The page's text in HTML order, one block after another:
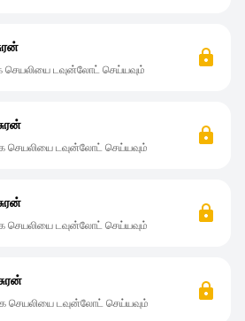
செயலியை டவுன்லோட் செய்யவும்
செயலியை டவுன்லோட் செய்யவும்
செயலியை டவுன்லோட் செய்யவும்
செயலியை டவுன்லோட் செய்யவும்